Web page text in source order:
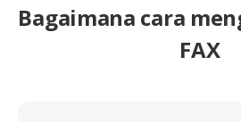
Bagaimana cara
FAX